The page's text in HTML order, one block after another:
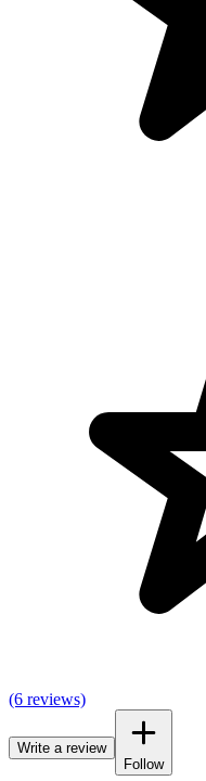
(6 reviews)
Write a review
Follow